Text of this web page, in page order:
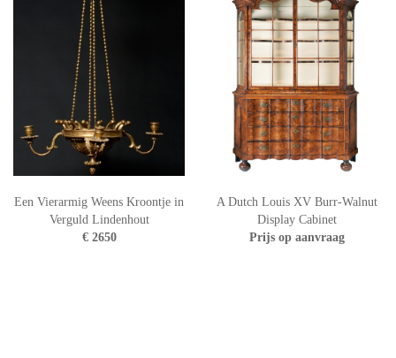
Een Vierarmig Weens Kroontje in
Verguld Lindenhout
€ 2650
A Dutch Louis XV Burr-Walnut
Display Cabinet
Prijs op aanvraag